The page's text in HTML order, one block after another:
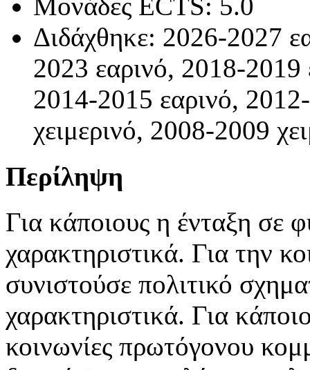
Μονάδες ECTS: 5.0
Διδάχθηκε: 2026-2027
2023 εαρινό, 2018-2019
2014-2015 εαρινό,
χειμερινό, 2008-2009
Περίληψη
Για κάποιους η ένταξη σε
χαρακτηριστικά. Για την
συνιστούσε πολιτικό
χαρακτηριστικά. Για
κοινωνίες πρωτόγονου